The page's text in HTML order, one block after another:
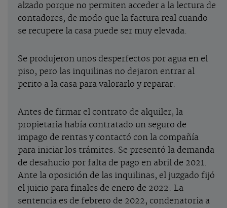
alzado porque no permiten acceder a la lectura de
contadores, de modo que la factura real cuando
se recupere la casa puede ser muy elevada.
Se produjeron unos desperfectos por agua en el
piso, pero las inquilinas no dejaron entrar al
perito a la casa para valorarlo y reparar.
Antes de firmar el contrato de alquiler, la
propietaria había contratado un seguro de
impago de rentas y contactó con la compañía
para iniciar los trámites. Se presentó la demanda
de desahucio por falta de pago en abril de 2021.
Ante la oposición de las inquilinas, el juzgado fijó
el juicio para finales de enero de 2022. La
sentencia es de febrero de 2022, condenatoria a